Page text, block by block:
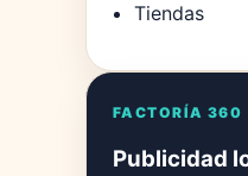
Tiendas
FACTORÍA 360
Publicidad